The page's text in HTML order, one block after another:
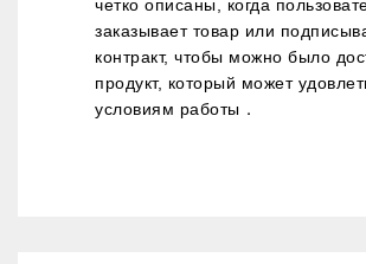
четко описаны, когда
заказывает товар или
контракт, чтобы можно было
продукт, который может
условиям работы．